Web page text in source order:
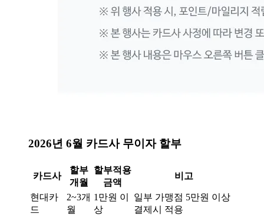
2026년 6월 카드사 무이자 할부
카드사
할부
개월
할부적용
금액
비고
현대카
드
2~3개
월
1만원 이
상
일부 가맹점 5만원 이상
결제시 적용